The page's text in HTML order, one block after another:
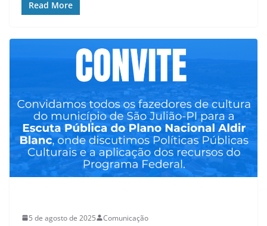
Read More
5 de agosto de 2025 Comunicação